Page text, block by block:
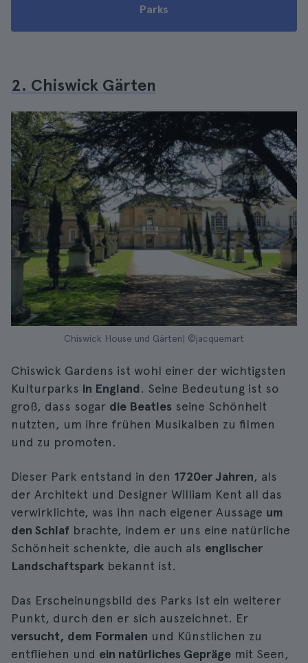
Parks
2. Chiswick Gärten
Chiswick House und Gärten| ©jacquemart
Chiswick Gardens ist wohl einer der wichtigsten
Kulturparks in England. Seine Bedeutung ist so
groß, dass sogar die Beatles seine Schönheit
nutzten, um ihre frühen Musikalben zu filmen
und zu promoten.
Dieser Park entstand in den 1720er Jahren, als
der Architekt und Designer William Kent all das
verwirklichte, was ihn nach eigener Aussage um
den Schlaf brachte, indem er uns eine natürliche
Schönheit schenkte, die auch als englischer
Landschaftspark bekannt ist.
Das Erscheinungsbild des Parks ist ein weiterer
Punkt, durch den er sich auszeichnet. Er
versucht, dem Formalen und Künstlichen zu
entfliehen und ein natürliches Gepräge mit Seen,